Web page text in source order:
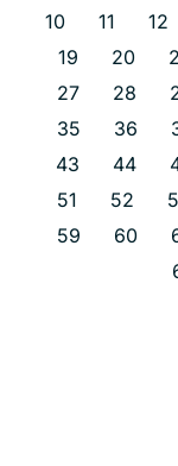
10
11 12
19
20
27
28
35
36
43
44
51
52
59
60